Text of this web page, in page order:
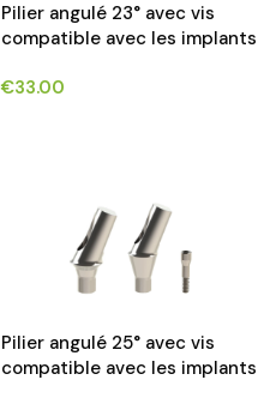
Pilier angulé 23° avec vis
compatible avec les implants
€33.00
Pilier angulé 25° avec vis
compatible avec les implants